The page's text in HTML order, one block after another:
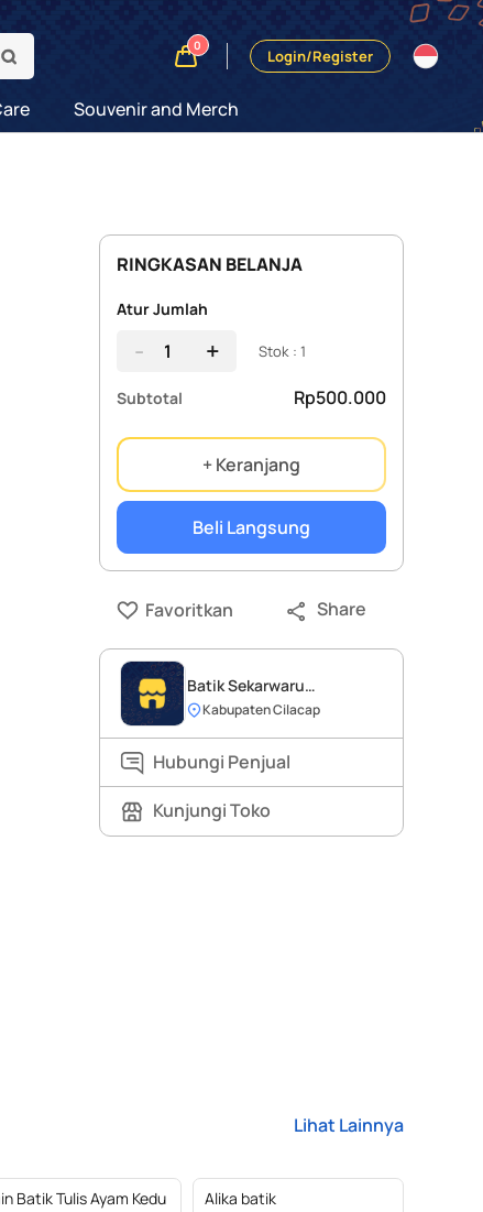
0
Login/Register
Souvenir and Merch
RINGKASAN BELANJA
Atur Jumlah
- + Stok : 1
Subtotal Rp500.000
+ Keranjang
Beli Langsung
Favoritkan Share
Batik Sekarwaru
Nusawungu
Kabupaten Cilacap
Hubungi Penjual
Kunjungi Toko
Lihat Lainnya
Batik Tulis Ayam Kedu Alika batik